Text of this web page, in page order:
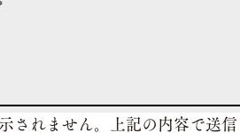
されません。上記の内容で送